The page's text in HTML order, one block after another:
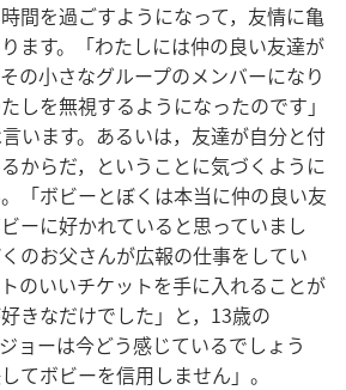
間を過ごすようになって，友情に亀
ます。「わたしには仲の良い友達が
の小さなグループのメンバーになり
しを無視するようになったのです」
います。あるいは，友達が自分と付
からだ，ということに気づくように
「ボビーとぼくは本当に仲の良い友
ーに好かれていると思っていまし
のお父さんが広報の仕事をしてい
のいいチケットを手に入れることが
きなだけでした」と，13歳の
ョーは今どう感じているでしょう
てボビーを信用しません」。